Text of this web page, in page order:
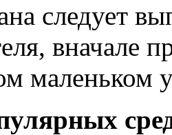
следует
вначале
маленьком